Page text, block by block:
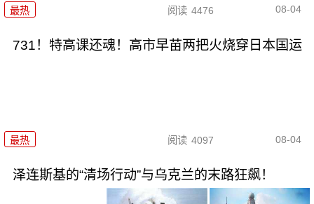
最热 阅读 4476 08-04
731！特高课还魂！高市早苗两把火烧穿日本国运
最热 阅读 4097 08-04
泽连斯基的“清场行动”与乌克兰的末路狂飙！